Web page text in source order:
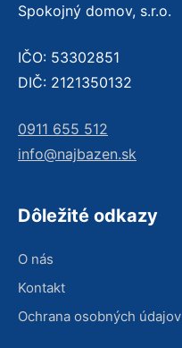
Spokojný domov, s.r.o.
IČO: 53302851
DIČ: 2121350132
0911 655 512
info@najbazen.sk
Dôležité odkazy
O nás
Kontakt
Ochrana osobných údajov